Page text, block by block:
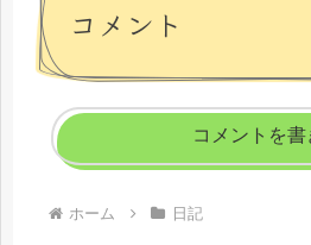
コメント
コメントを書
ホーム 日記